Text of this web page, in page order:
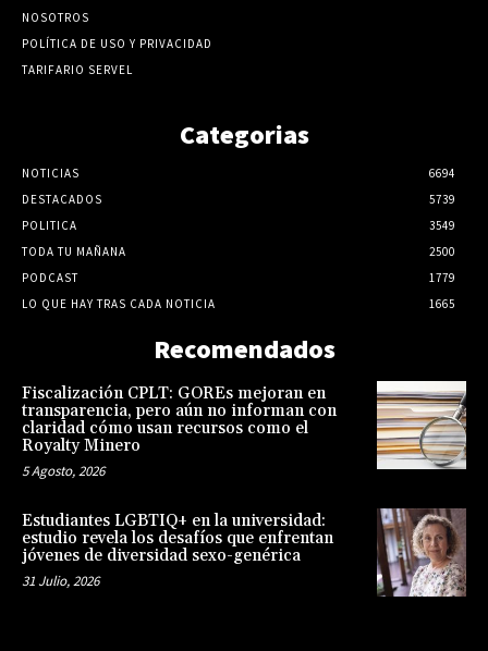
NOSOTROS
POLÍTICA DE USO Y PRIVACIDAD
TARIFARIO SERVEL
Categorias
NOTICIAS
6694
DESTACADOS
5739
POLITICA
3549
TODA TU MAÑANA
2500
PODCAST
1779
LO QUE HAY TRAS CADA NOTICIA
1665
Recomendados
Fiscalización CPLT: GOREs mejoran en
transparencia, pero aún no informan con
claridad cómo usan recursos como el
Royalty Minero
5 Agosto, 2026
Estudiantes LGBTIQ+ en la universidad:
estudio revela los desafíos que enfrentan
jóvenes de diversidad sexo-genérica
31 Julio, 2026